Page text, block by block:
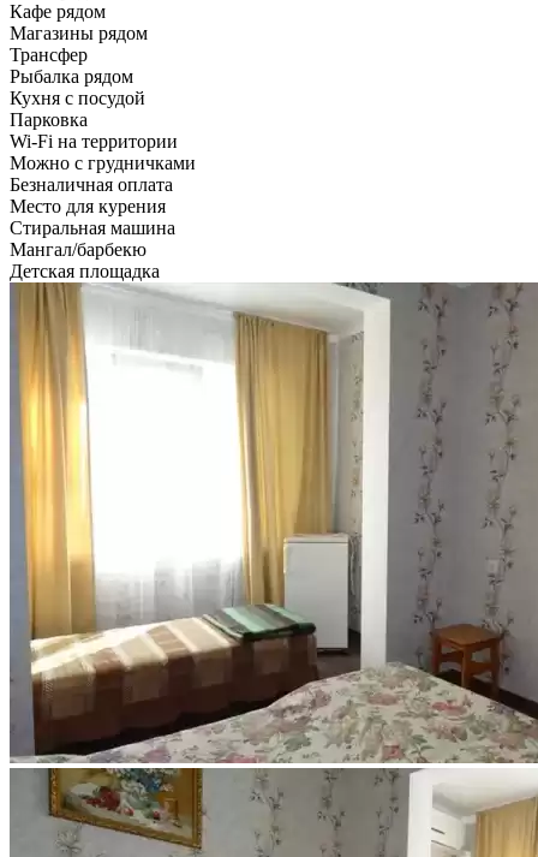
Кафе рядом
Магазины рядом
Трансфер
Рыбалка рядом
Кухня с посудой
Парковка
Wi-Fi на территории
Можно с грудничками
Безналичная оплата
Место для курения
Стиральная машина
Мангал/барбекю
Детская площадка